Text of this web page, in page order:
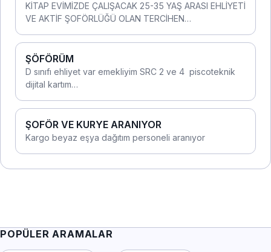
KİTAP EVİMİZDE ÇALIŞACAK 25-35 YAŞ ARASI EHLİYETİ
VE AKTİF ŞOFÖRLÜĞÜ OLAN TERCİHEN…
ŞÖFÖRÜM
D sınıfı ehliyet var emekliyim SRC 2 ve 4 piscoteknik
dijital kartım…
ŞOFÖR VE KURYE ARANIYOR
Kargo beyaz eşya dağıtım personeli aranıyor
POPÜLER ARAMALAR